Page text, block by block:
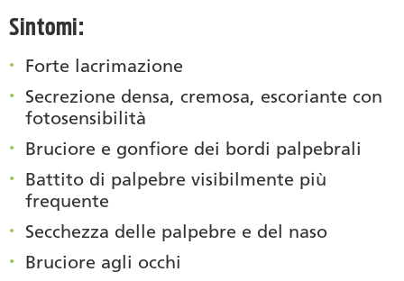
Sintomi:
Forte lacrimazione
Secrezione densa, cremosa, escoriante con
fotosensibilità
Bruciore e gonfiore dei bordi palpebrali
Battito di palpebre visibilmente più
frequente
Secchezza delle palpebre e del naso
Bruciore agli occhi